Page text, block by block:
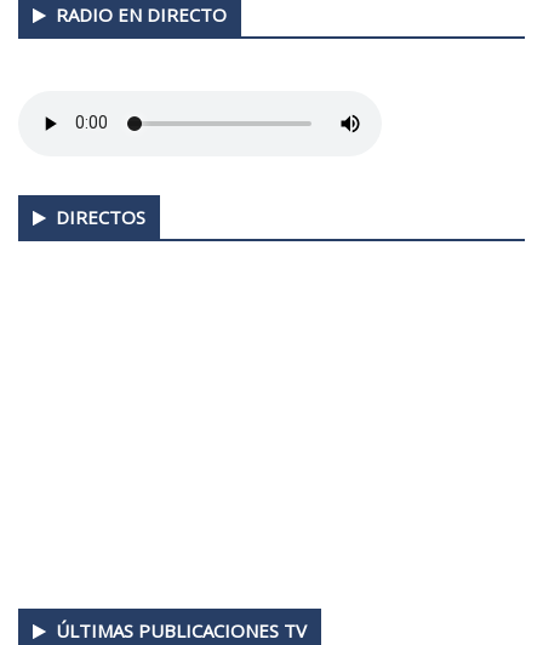
RADIO EN DIRECTO
DIRECTOS
ÚLTIMAS PUBLICACIONES TV